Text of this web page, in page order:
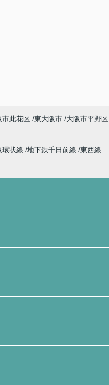
市此花区 東大阪市 大阪市平野区
環状線 地下鉄千日前線 東西線